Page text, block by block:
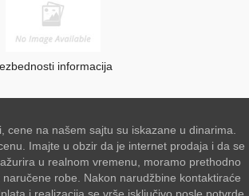
informacija
cene na našem sajtu su iskazane u dinarima.
Imajte u obzir da je internet prodaja i da se
u realnom vremenu, moramo prethodno
robe. Nakon narudžbine kontaktiraće